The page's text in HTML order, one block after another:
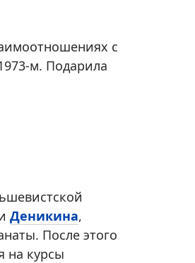
с
м. Подарила
Деникина,
После этого
на курсы